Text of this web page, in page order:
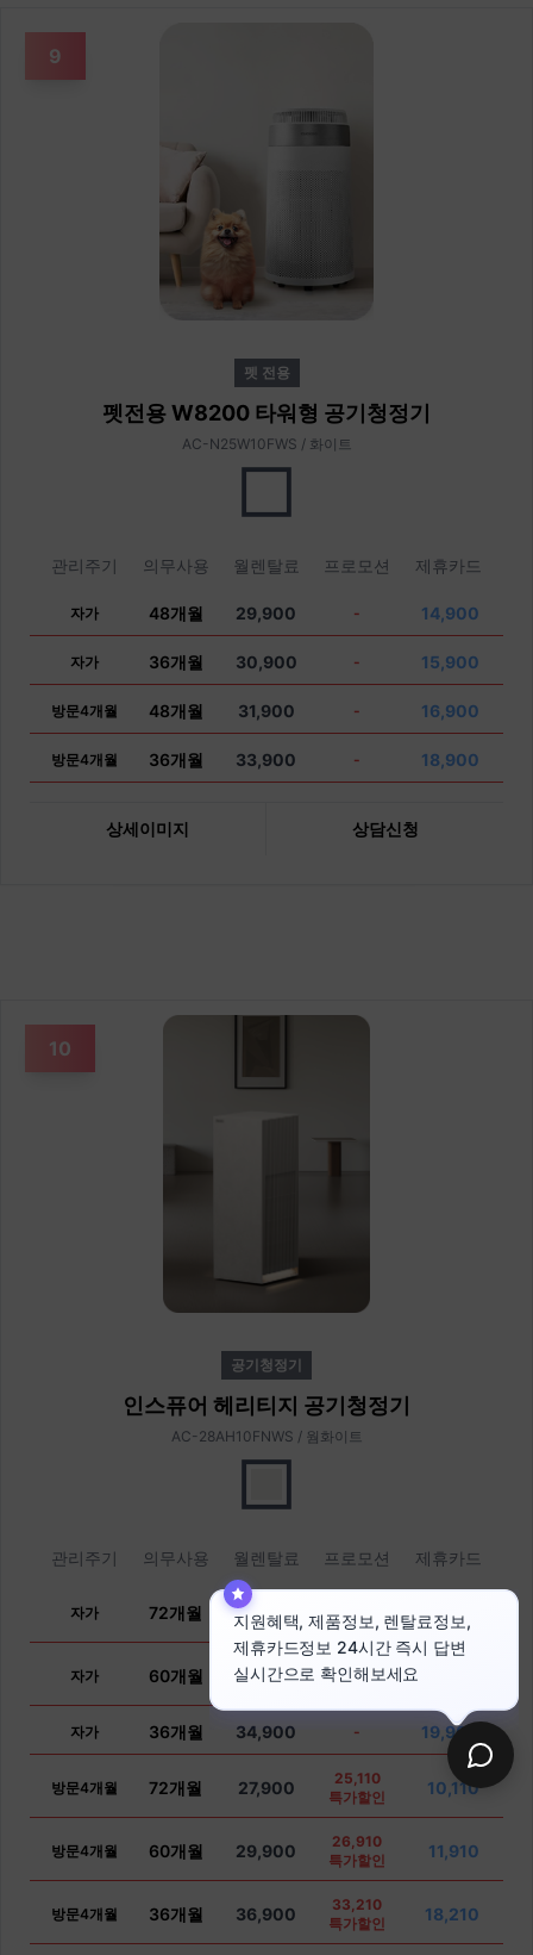
9
펫 전용
펫전용 W8200 타워형 공기청정기
AC-N25W10FWS / 화이트
관리주기 의무사용 월렌탈료 프로모션 제휴카드
자가 48개월 29,900 - 14,900
자가 36개월 30,900 - 15,900
방문4개월 48개월 31,900 - 16,900
방문4개월 36개월 33,900 - 18,900
상세이미지 상담신청
10
공기청정기
인스퓨어 헤리티지 공기청정기
AC-28AH10FNWS / 웜화이트
관리주기 의무사용 월렌탈료 프로모션 제휴카드
자가 72개월 25,900
특가할인
8,310
자가 60개월 27,900
25,110
특가할인
자가 36개월 34,900 - 19,900
방문4개월 72개월 27,900
25,110
특가할인
10,110
방문4개월 60개월 29,900
26,910
특가할인
11,910
방문4개월 36개월 36,900
33,210
특가할인
18,210